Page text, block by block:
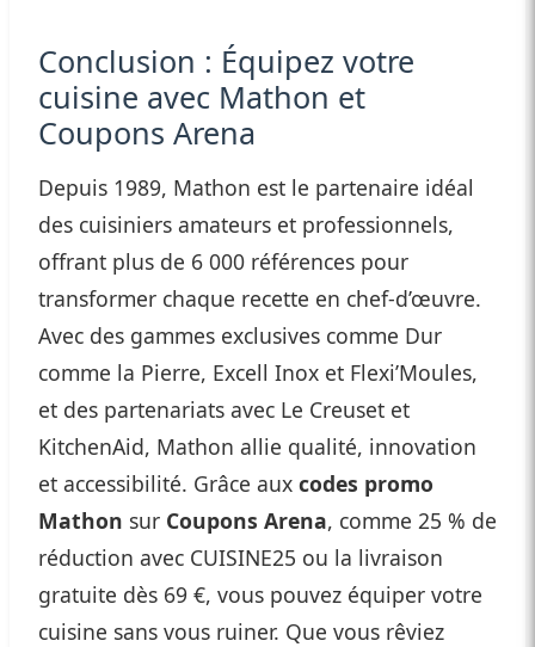
Conclusion : Équipez votre
cuisine avec Mathon et
Coupons Arena
Depuis 1989, Mathon est le partenaire idéal
des cuisiniers amateurs et professionnels,
offrant plus de 6 000 références pour
transformer chaque recette en chef-d’œuvre.
Avec des gammes exclusives comme Dur
comme la Pierre, Excell Inox et Flexi’Moules,
et des partenariats avec Le Creuset et
KitchenAid, Mathon allie qualité, innovation
et accessibilité. Grâce aux codes promo
Mathon sur Coupons Arena, comme 25 % de
réduction avec CUISINE25 ou la livraison
gratuite dès 69 €, vous pouvez équiper votre
cuisine sans vous ruiner. Que vous rêviez